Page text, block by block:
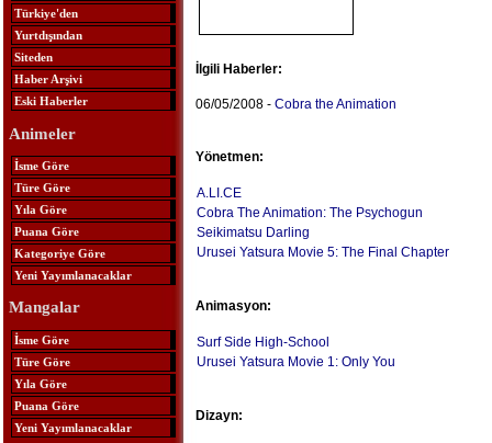
Türkiye'den
Yurtdışından
Siteden
Haber Arşivi
Eski Haberler
Animeler
İsme Göre
Türe Göre
Yıla Göre
Puana Göre
Kategoriye Göre
Yeni Yayımlanacaklar
Mangalar
İsme Göre
Türe Göre
Yıla Göre
Puana Göre
Yeni Yayımlanacaklar
İlgili Haberler:
06/05/2008 - Cobra the Animation
Yönetmen:
A.LI.CE
Cobra The Animation: The Psychogun
Seikimatsu Darling
Urusei Yatsura Movie 5: The Final Chapter
Animasyon:
Surf Side High-School
Urusei Yatsura Movie 1: Only You
Dizayn: